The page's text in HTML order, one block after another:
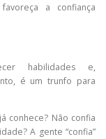
a confiança
habilidades e,
é um trunfo para
conhece? Não confia
A gente “confia”